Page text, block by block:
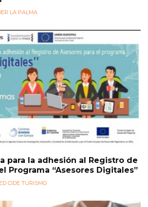
LA PALMA
para la adhesión al Registro de
Programa “Asesores Digitales”
CIDE TURISMO